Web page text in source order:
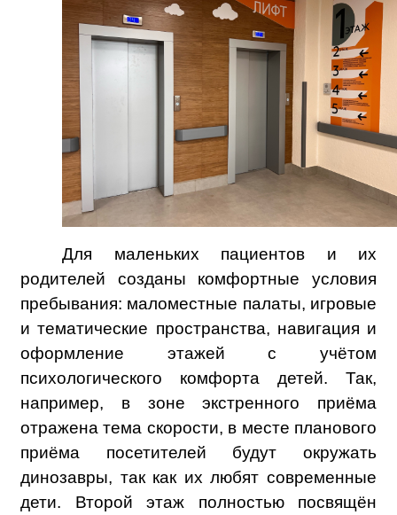
Для маленьких пациентов и их
родителей созданы комфортные условия
пребывания: маломестные палаты, игровые
и тематические пространства, навигация и
оформление этажей с учётом
психологического комфорта детей. Так,
например, в зоне экстренного приёма
отражена тема скорости, в месте планового
приёма посетителей будут окружать
динозавры, так как их любят современные
дети. Второй этаж полностью посвящён